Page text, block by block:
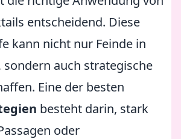
entscheidend. Diese
kann nicht nur Feinde in
sondern auch strategische
Eine der besten
besteht darin, stark
oder